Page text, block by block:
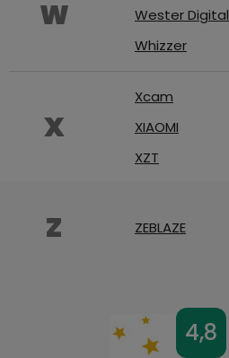
W
Wester Digital
Whizzer
X
Xcam
XIAOMI
XZT
Z ZEBLAZE
4,8